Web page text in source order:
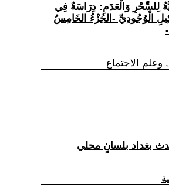
لِلسِّحْرِ وَالْعَدَمِ: دِرَاسَةٌ فِي
الْوُجُودِيِّ -الجُزْءُ الخَامِسُ
الاجتماع